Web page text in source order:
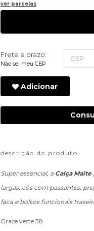
ver parcelas
Frete e prazo:
Não sei meu CEP
Adicionar
descrição do produto
Super essencial, a Calça Maite
largas, cós com passantes,
faca e bolsos funcionais
Grace veste 38